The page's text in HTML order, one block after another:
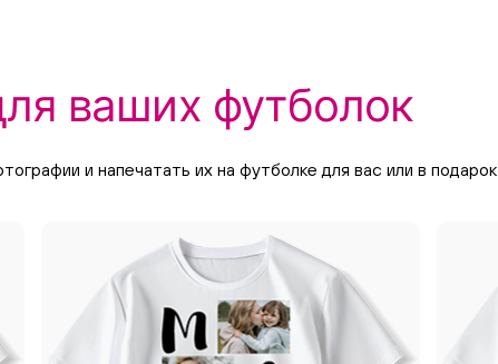
ваших футболок
и напечатать их на футболке для вас или в подарок